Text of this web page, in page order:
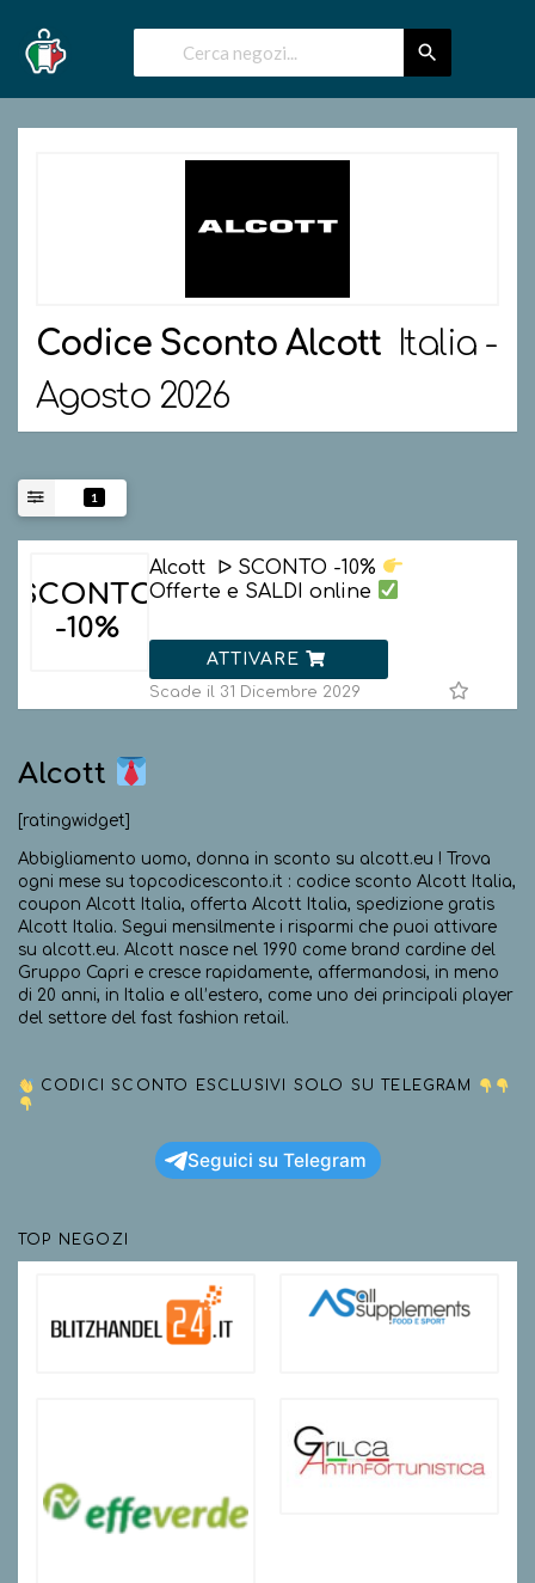
Codice Sconto Alcott Italia -
Agosto 2026
1
SCONTO
-10%
Alcott ᐅ SCONTO -10%
Offerte e SALDI online
ATTIVARE
Scade il 31 Dicembre 2029
Alcott
[ratingwidget]
Abbigliamento uomo, donna in sconto su alcott.eu ! Trova
ogni mese su topcodicesconto.it : codice sconto Alcott Italia,
coupon Alcott Italia, offerta Alcott Italia, spedizione gratis
Alcott Italia. Segui mensilmente i risparmi che puoi attivare
su alcott.eu. Alcott nasce nel 1990 come brand cardine del
Gruppo Capri e cresce rapidamente, affermandosi, in meno
di 20 anni, in Italia e all’estero, come uno dei principali player
del settore del fast fashion retail.
CODICI SCONTO ESCLUSIVI SOLO SU TELEGRAM
Seguici su Telegram
TOP NEGOZI